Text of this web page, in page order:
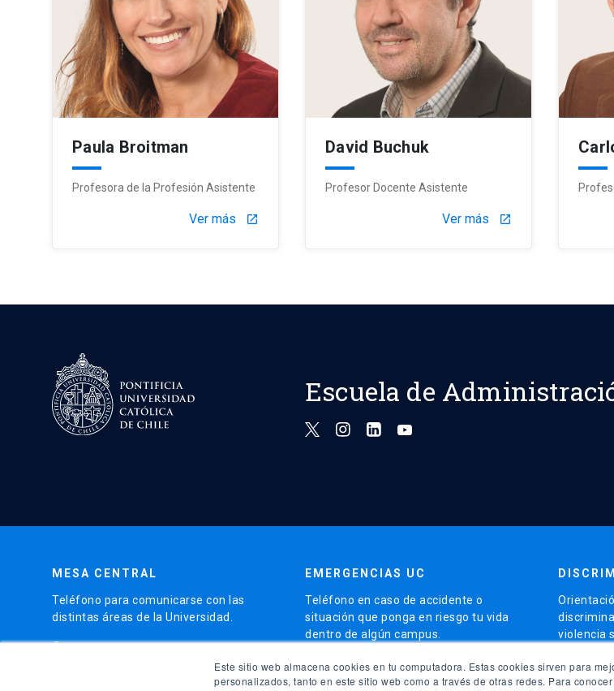
Este sitio web almacena cookies en tu computadora. Estas cookies sirven para
personalizados, tanto en este sitio web como a través de otras redes. Para
Paula Broitman
Profesora de la Profesión Asistente
Ver más launch
David Buchuk
Profesor Docente Asistente
Ver más launch
Escuela de
MESA CENTRAL
Teléfono para comunicarse con las
distintas áreas de la Universidad.
phone
EMERGENCIAS UC
Teléfono en caso de accidente o
situación que ponga en riesgo tu vida
dentro de algún campus.
phone (56)95504 5000
violencia
launch